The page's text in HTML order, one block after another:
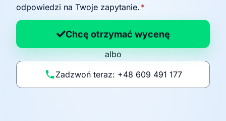
a
n
p
li
t
odpowiedzi na Twoje zapytanie. *
Chcę otrzymać wycenę
albo
Zadzwoń teraz: +48 609 491 177